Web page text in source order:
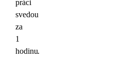
práci
svedou
za
1
hodinu.